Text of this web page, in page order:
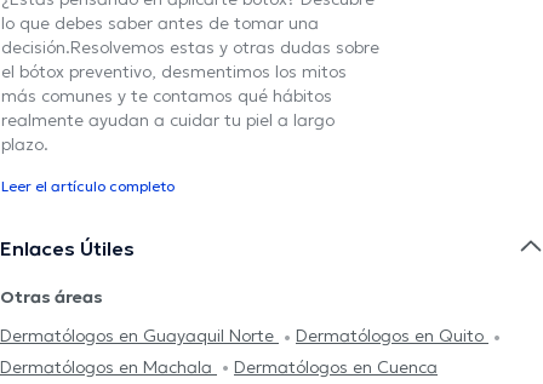
lo que debes saber antes de tomar una
decisión.Resolvemos estas y otras dudas sobre
el bótox preventivo, desmentimos los mitos
más comunes y te contamos qué hábitos
realmente ayudan a cuidar tu piel a largo
plazo.
Leer el artículo completo
Enlaces Útiles
Otras áreas
Dermatólogos en Guayaquil Norte
Dermatólogos en Quito
Dermatólogos en Machala
Dermatólogos en Cuenca